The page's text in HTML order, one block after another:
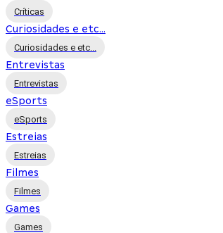
Críticas
Curiosidades e etc...
Curiosidades e etc...
Entrevistas
Entrevistas
eSports
eSports
Estreias
Estreias
Filmes
Filmes
Games
Games